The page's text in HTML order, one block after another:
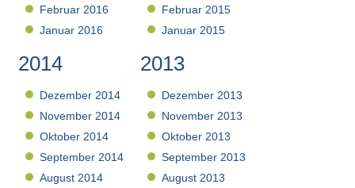
Februar 2016
Januar 2016
Februar 2015
Januar 2015
2014
Dezember 2014
November 2014
Oktober 2014
September 2014
August 2014
2013
Dezember 2013
November 2013
Oktober 2013
September 2013
August 2013